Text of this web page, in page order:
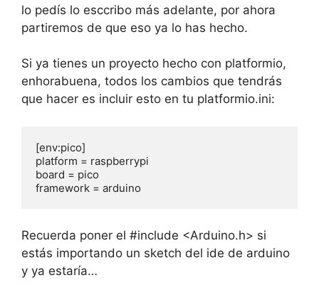
lo pedís lo esccribo más adelante, por ahora
partiremos de que eso ya lo has hecho.
Si ya tienes un proyecto hecho con platformio,
enhorabuena, todos los cambios que tendrás
que hacer es incluir esto en tu platformio.ini:
[env:pico]
platform = raspberrypi
board = pico
framework = arduino
Recuerda poner el #include <Arduino.h> si
estás importando un sketch del ide de arduino
y ya estaría…